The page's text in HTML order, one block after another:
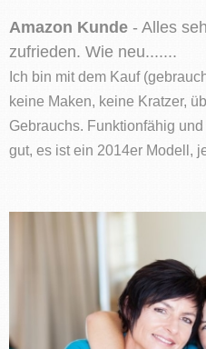
Amazon Kunde - Alles
zufrieden. Wie neu.......
Ich bin mit dem Kauf
keine Maken, keine Kratzer,
Gebrauchs. Funktionfähig
gut, es ist ein 2014er Modell,